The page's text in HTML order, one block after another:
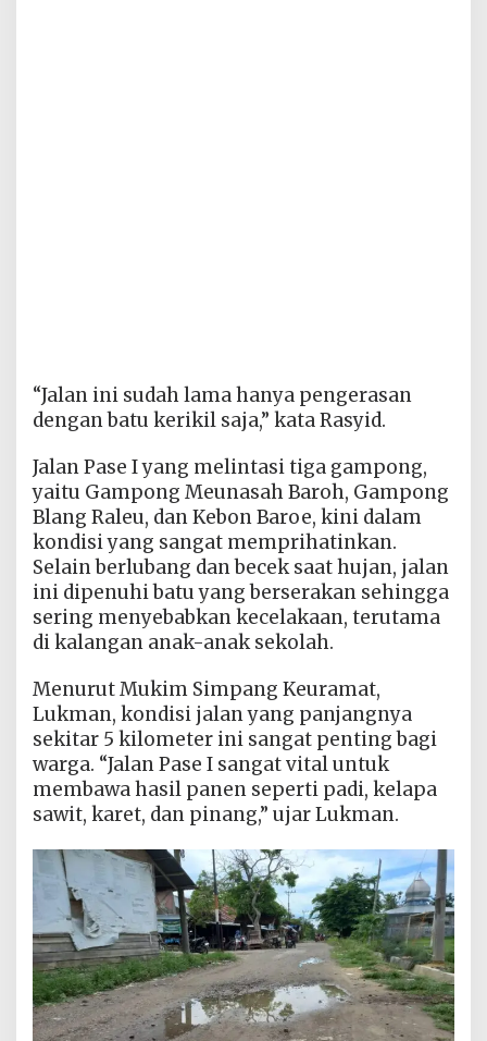
“Jalan ini sudah lama hanya pengerasan
dengan batu kerikil saja,” kata Rasyid.
Jalan Pase I yang melintasi tiga gampong,
yaitu Gampong Meunasah Baroh, Gampong
Blang Raleu, dan Kebon Baroe, kini dalam
kondisi yang sangat memprihatinkan.
Selain berlubang dan becek saat hujan, jalan
ini dipenuhi batu yang berserakan sehingga
sering menyebabkan kecelakaan, terutama
di kalangan anak-anak sekolah.
Menurut Mukim Simpang Keuramat,
Lukman, kondisi jalan yang panjangnya
sekitar 5 kilometer ini sangat penting bagi
warga. “Jalan Pase I sangat vital untuk
membawa hasil panen seperti padi, kelapa
sawit, karet, dan pinang,” ujar Lukman.